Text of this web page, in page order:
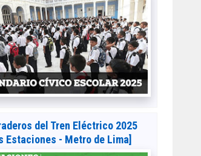
del Tren Eléctrico 2025
Estaciones - Metro de Lima]